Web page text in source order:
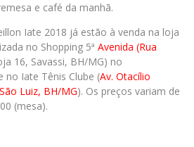
e café da manhã.
Iate 2018 já estão à venda na loja
no Shopping 5ª Avenida (Rua
16, Savassi, BH/MG) no
no Iate Tênis Clube (Av. Otacílio
Luiz, BH/MG). Os preços variam de
(mesa).